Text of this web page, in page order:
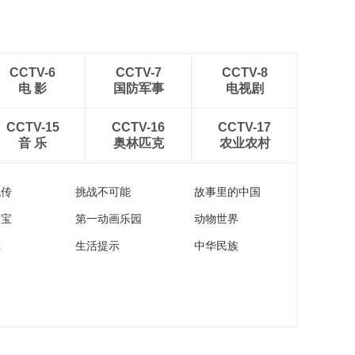
CCTV-6
电 影
CCTV-7
国防军事
CCTV-8
电视剧
CCTV-15
音 乐
CCTV-16
奥林匹克
CCTV-17
农业农村
挑战不可能 故事里的中国
第一动画乐园 动物世界
生活提示 中华民族